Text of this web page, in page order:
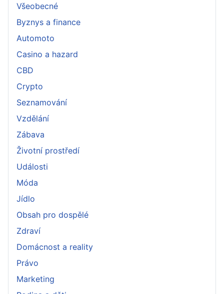
Všeobecné
Byznys a finance
Automoto
Casino a hazard
CBD
Crypto
Seznamování
Vzdělání
Zábava
Životní prostředí
Události
Móda
Jídlo
Obsah pro dospělé
Zdraví
Domácnost a reality
Právo
Marketing